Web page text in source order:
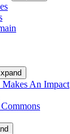
An Impact